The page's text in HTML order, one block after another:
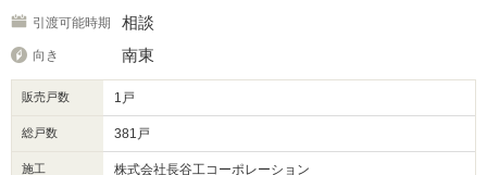
引渡可能時期 相談
向き 南東
販売戸数 1戸
総戸数 381戸
施工 株式会社長谷工コーポレーション